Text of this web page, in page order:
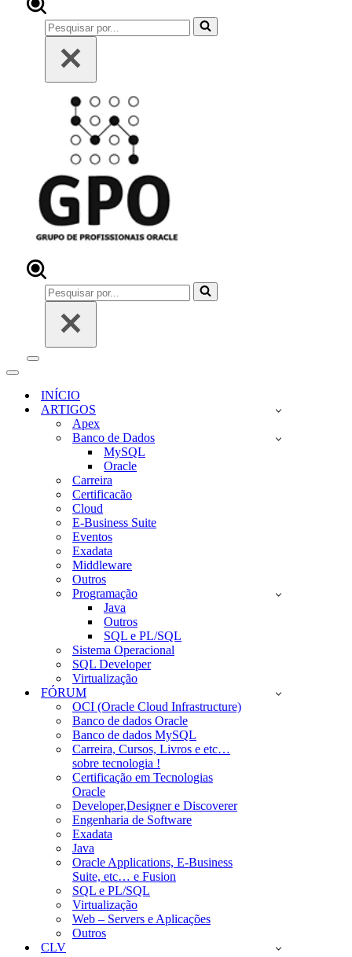
Pesquisar
por...
Pesquisar
por...
Menu
navegação
Menu
navegaçãoINÍCIO
ARTIGOS
Apex
Banco de Dados
MySQL
Oracle
Carreira
Certificacão
Cloud
E-Business Suite
Eventos
Exadata
Middleware
Outros
Programação
Java
Outros
SQL e PL/SQL
Sistema Operacional
SQL Developer
Virtualização
FÓRUM
OCI (Oracle Cloud Infrastructure)
Banco de dados Oracle
Banco de dados MySQL
Carreira, Cursos, Livros e etc…
sobre tecnologia !
Certificação em Tecnologias
Oracle
Developer,Designer e Discoverer
Engenharia de Software
Exadata
Java
Oracle Applications, E-Business
Suite, etc… e Fusion
SQL e PL/SQL
Virtualização
Web – Servers e Aplicações
Outros
CLV